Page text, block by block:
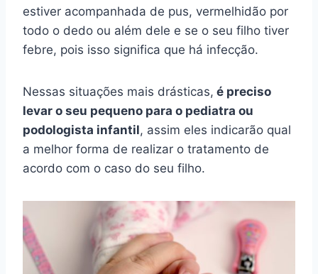
estiver acompanhada de pus, vermelhidão por
todo o dedo ou além dele e se o seu filho tiver
febre, pois isso significa que há infecção.
Nessas situações mais drásticas, é preciso
levar o seu pequeno para o pediatra ou
podologista infantil, assim eles indicarão qual
a melhor forma de realizar o tratamento de
acordo com o caso do seu filho.